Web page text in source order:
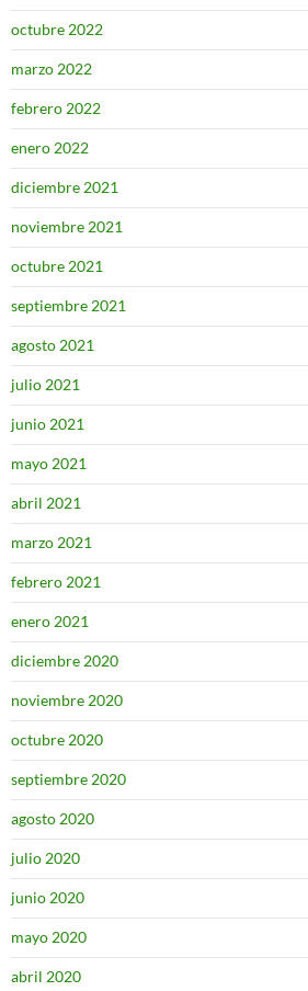
octubre 2022
marzo 2022
febrero 2022
enero 2022
diciembre 2021
noviembre 2021
octubre 2021
septiembre 2021
agosto 2021
julio 2021
junio 2021
mayo 2021
abril 2021
marzo 2021
febrero 2021
enero 2021
diciembre 2020
noviembre 2020
octubre 2020
septiembre 2020
agosto 2020
julio 2020
junio 2020
mayo 2020
abril 2020